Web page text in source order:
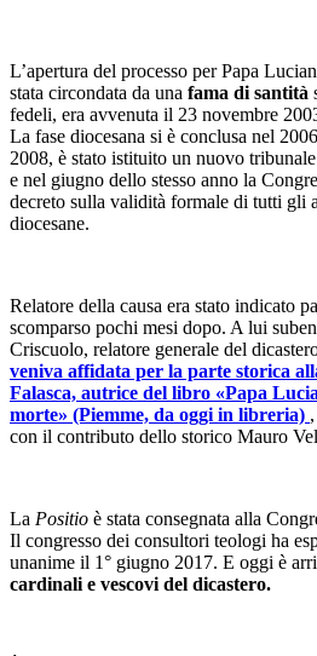
L’apertura del processo per Papa
stata circondata da una fama di santità
fedeli, era avvenuta il 23 novembre
La fase diocesana si è conclusa nel
2008, è stato istituito un nuovo
e nel giugno dello stesso anno la
decreto sulla validità formale di tutti gli
diocesane.
Relatore della causa era stato indicato
scomparso pochi mesi dopo. A lui
Criscuolo, relatore generale del
veniva affidata per la parte storica
Falasca, autrice del libro «Papa
morte» (Piemme, da oggi in libreria)
con il contributo dello storico Mauro
La Positio è stata consegnata alla
Il congresso dei consultori teologi ha
unanime il 1° giugno 2017. E oggi è
cardinali e vescovi del dicastero.